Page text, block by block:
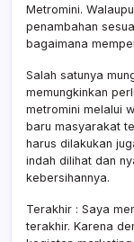
Metromini.
penambahan
bagaimana
Salah satunya
memungkinkan
metromini melalui
baru masyarakat
harus dilakukan
indah dilihat dan
kebersihannya.
Terakhir : Saya
terakhir. Karena